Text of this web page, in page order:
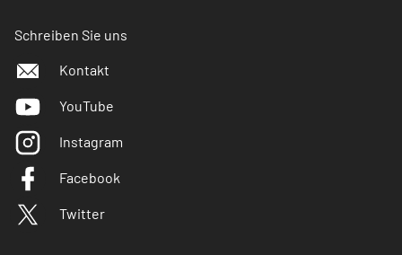
Schreiben Sie uns
Kontakt
YouTube
Instagram
Facebook
Twitter